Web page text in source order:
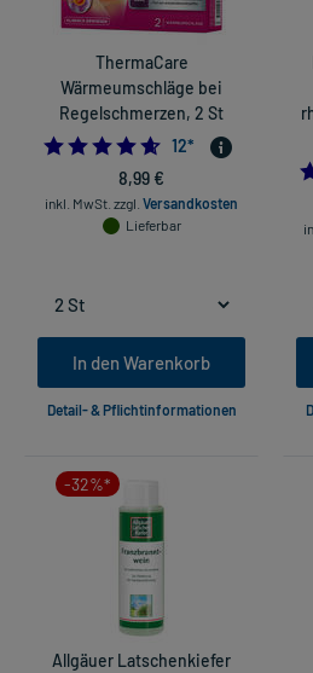
ThermaCare
Wärmeumschläge bei
Regelschmerzen, 2 St
4.666666666666667
12*
8,99 €
inkl. MwSt. zzgl. Versandkosten
Lieferbar
In den Warenkorb
Detail- & Pflichtinformationen
-32%*
Allgäuer Latschenkiefer